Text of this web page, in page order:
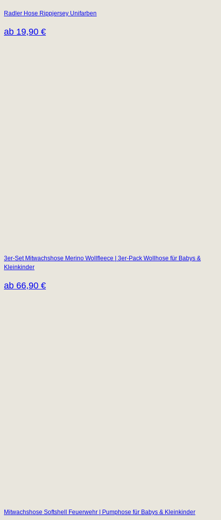
Radler Hose Rippjersey Unifarben
ab 19,90 €
3er-Set Mitwachshose Merino Wollfleece | 3er-Pack Wollhose für Babys &
Kleinkinder
ab 66,90 €
Mitwachshose Softshell Feuerwehr | Pumphose für Babys & Kleinkinder